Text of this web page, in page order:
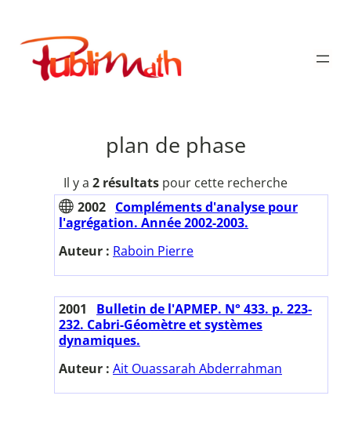
contenu
Publimath
plan de phase
Il y a 2 résultats pour cette recherche
2002 Compléments d'analyse pour
l'agrégation. Année 2002-2003.
Auteur : Raboin Pierre
2001
Bulletin de l'APMEP. N° 433. p. 223-
232. Cabri-Géomètre et systèmes
dynamiques.
Auteur : Ait Ouassarah Abderrahman